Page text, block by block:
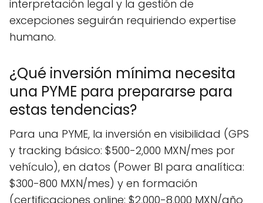
interpretación legal y la gestión de
excepciones seguirán requiriendo expertise
humano.
¿Qué inversión mínima necesita
una PYME para prepararse para
estas tendencias?
Para una PYME, la inversión en visibilidad (GPS
y tracking básico: $500-2,000 MXN/mes por
vehículo), en datos (Power BI para analítica:
$300-800 MXN/mes) y en formación
(certificaciones online: $2,000-8,000 MXN/año